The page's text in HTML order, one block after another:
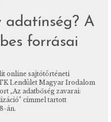
adatínség? A
forrásai
online sajtótörténeti
Lendület Magyar Irodalom
„Az adatbőség zavarai:
címmel tartott
án.